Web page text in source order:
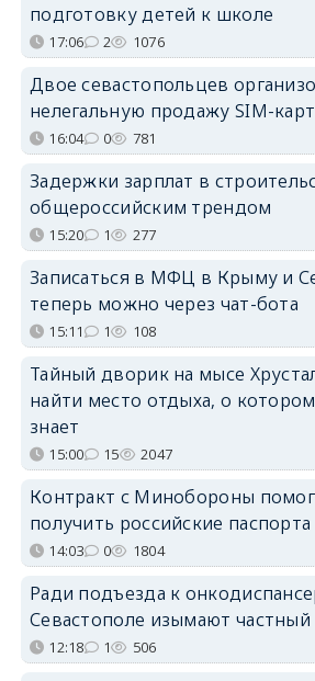
подготовку детей к школе
17:06 2 1076
Двое севастопольцев
нелегальную продажу SIM-карт
16:04 0 781
Задержки зарплат в
общероссийским трендом
15:20 1 277
Записаться в МФЦ в Крыму и
теперь можно через чат-бота
15:11 1 108
Тайный дворик на мысе
найти место отдыха, о
знает
15:00 15 2047
Контракт с Минобороны
получить российские
14:03 0 1804
Ради подъезда к
Севастополе изымают частный
12:18 1 506